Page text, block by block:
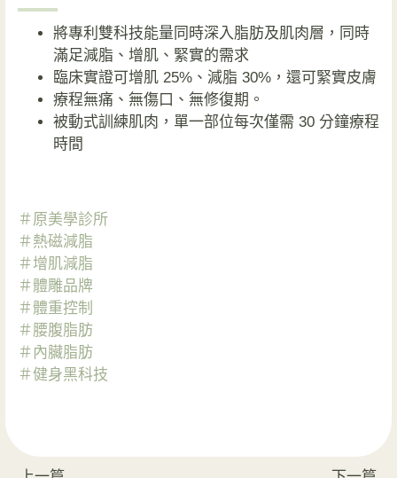
將專利雙科技能量同時深入脂肪及肌肉層，同時
滿足減脂、增肌、緊實的需求
臨床實證可增肌 25%、減脂 30%，還可緊實皮膚
療程無痛、無傷口、無修復期。
被動式訓練肌肉，單一部位每次僅需 30 分鐘療程
時間
＃原美學診所
＃熱磁減脂
＃增肌減脂
＃體雕品牌
＃體重控制
＃腰腹脂肪
＃內臟脂肪
＃健身黑科技